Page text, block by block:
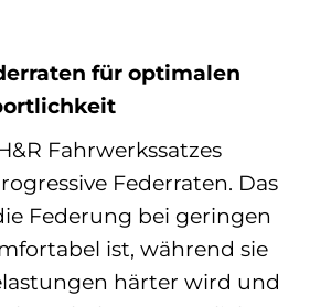
für optimalen
Fahrwerkssatzes
Federraten. Das
Federung bei geringen
ist, während sie
härter wird und